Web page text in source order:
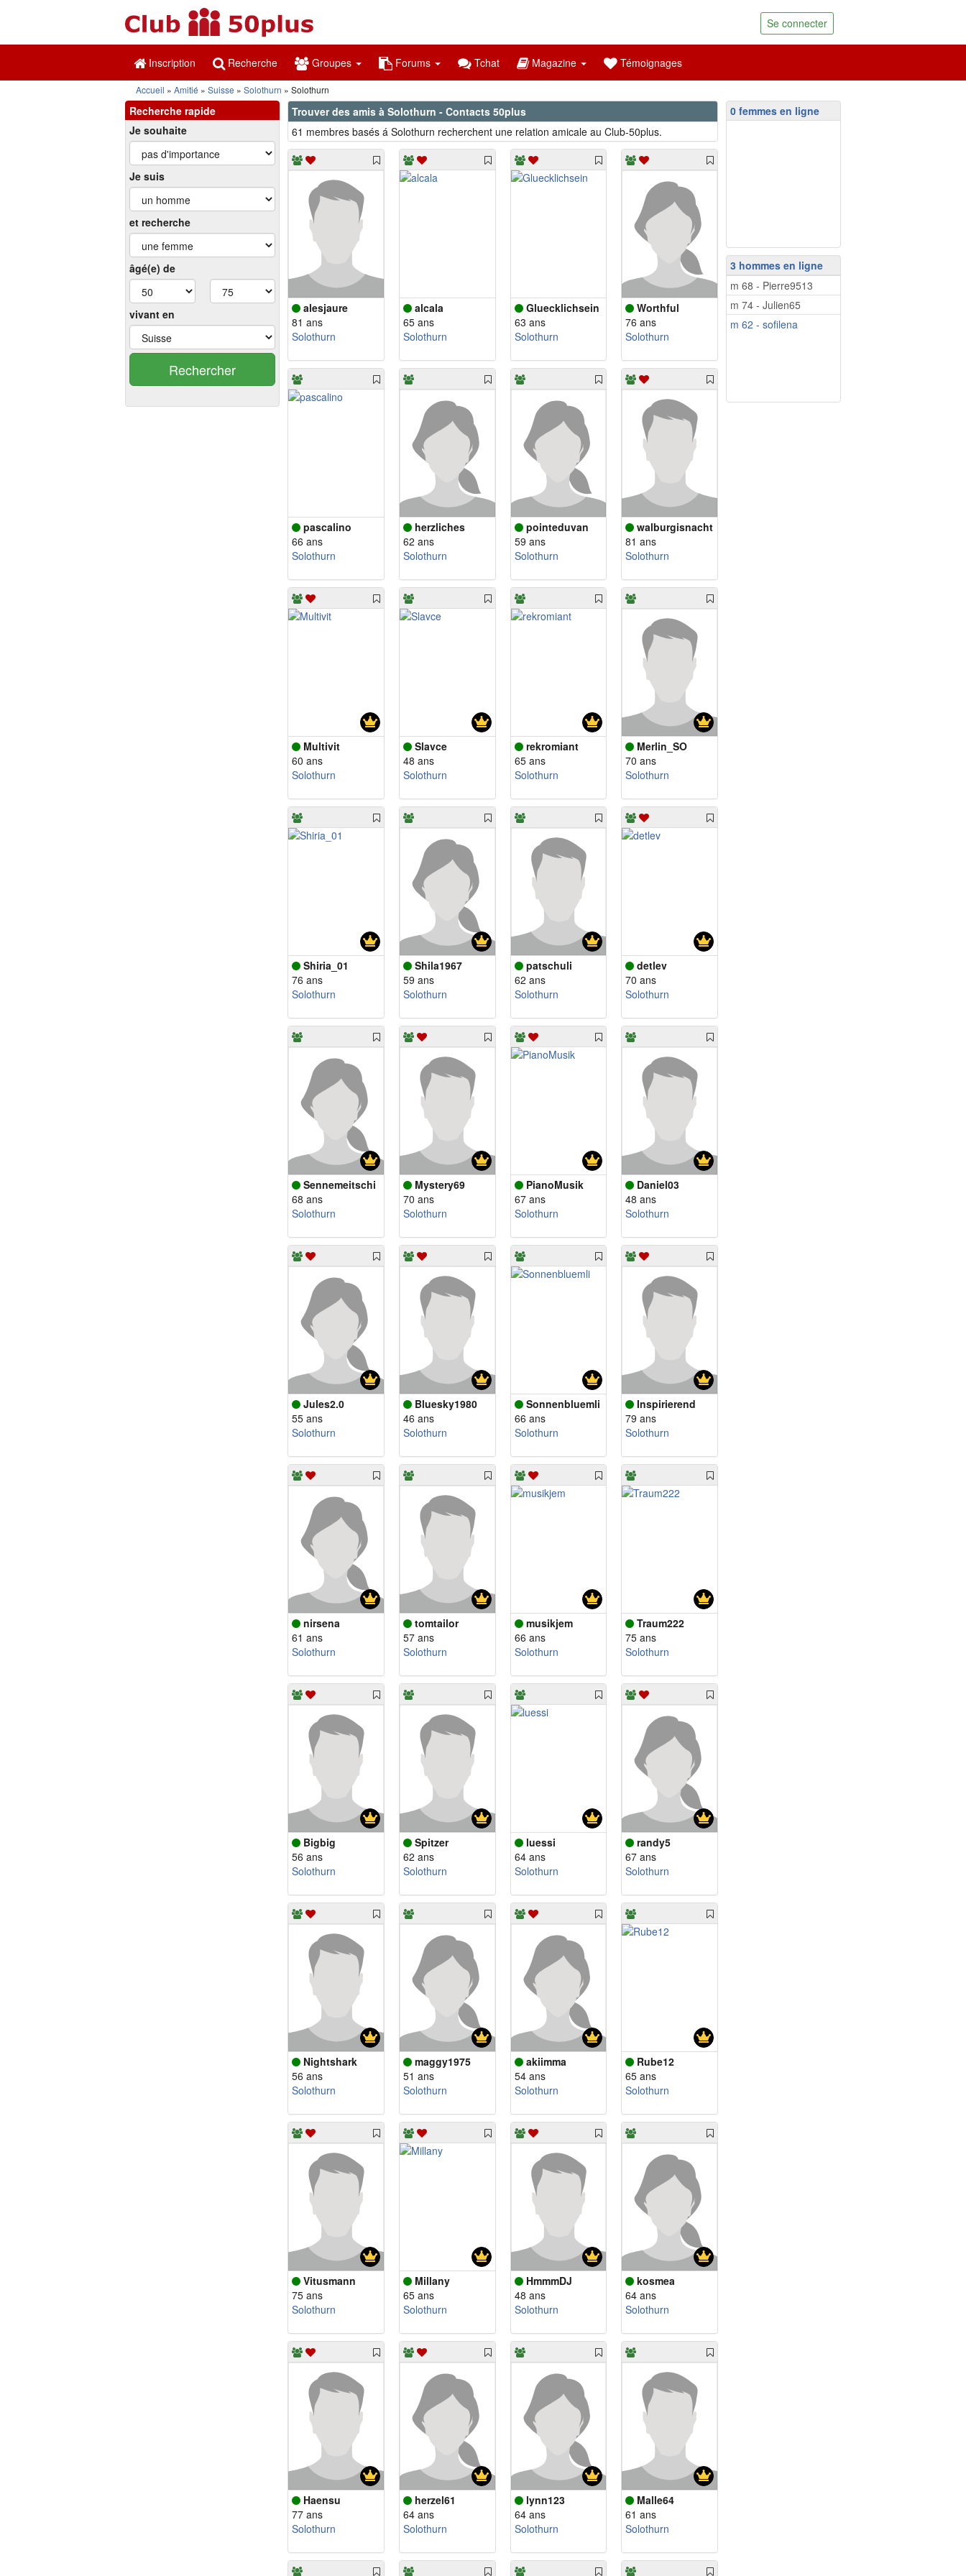
Se connecter
Inscription Recherche Groupes Forums Tchat Magazine Témoignages
Accueil Amitié Suisse Solothurn Solothurn
Recherche rapide
Je souhaite
Je suis
et recherche
âgé(e) de
vivant en
Rechercher
Trouver des amis à Solothurn - Contacts 50plus
61 membres basés á Solothurn recherchent une relation amicale au Club-50plus.
alesjaure
81 ans
Solothurn
alcala
65 ans
Solothurn
Gluecklichsein
63 ans
Solothurn
Worthful
76 ans
Solothurn
pascalino
66 ans
Solothurn
herzliches
62 ans
Solothurn
pointeduvan
59 ans
Solothurn
walburgisnacht
81 ans
Solothurn
Multivit
60 ans
Solothurn
Slavce
48 ans
Solothurn
rekromiant
65 ans
Solothurn
Merlin_SO
70 ans
Solothurn
Shiria_01
76 ans
Solothurn
Shila1967
59 ans
Solothurn
patschuli
62 ans
Solothurn
detlev
70 ans
Solothurn
Sennemeitschi
68 ans
Solothurn
Mystery69
70 ans
Solothurn
PianoMusik
67 ans
Solothurn
Daniel03
48 ans
Solothurn
Jules2.0
55 ans
Solothurn
Bluesky1980
46 ans
Solothurn
Sonnenbluemli
66 ans
Solothurn
Inspirierend
79 ans
Solothurn
nirsena
61 ans
Solothurn
tomtailor
57 ans
Solothurn
musikjem
66 ans
Solothurn
Traum222
75 ans
Solothurn
Bigbig
56 ans
Solothurn
Spitzer
62 ans
Solothurn
luessi
64 ans
Solothurn
randy5
67 ans
Solothurn
Nightshark
56 ans
Solothurn
maggy1975
51 ans
Solothurn
akiimma
54 ans
Solothurn
Rube12
65 ans
Solothurn
Vitusmann
75 ans
Solothurn
Millany
65 ans
Solothurn
HmmmDJ
48 ans
Solothurn
kosmea
64 ans
Solothurn
Haensu
77 ans
Solothurn
herzel61
64 ans
Solothurn
lynn123
64 ans
Solothurn
Malle64
61 ans
Solothurn
0 femmes en ligne
3 hommes en ligne
m 68 - Pierre9513
m 74 - Julien65
m 62 - sofilena